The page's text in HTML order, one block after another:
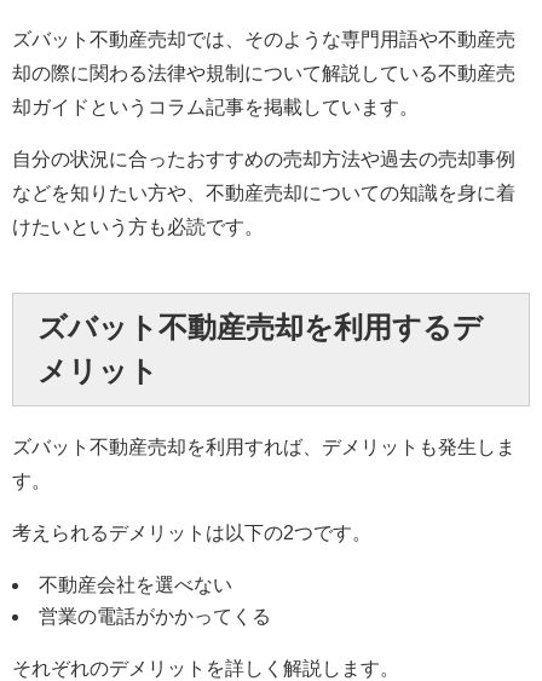
ズバット不動産売却では、そのような専門用語や不動産売
却の際に関わる法律や規制について解説している不動産売
却ガイドというコラム記事を掲載しています。
自分の状況に合ったおすすめの売却方法や過去の売却事例
などを知りたい方や、不動産売却についての知識を身に着
けたいという方も必読です。
ズバット不動産売却を利用するデ
メリット
ズバット不動産売却を利用すれば、デメリットも発生しま
す。
考えられるデメリットは以下の2つです。
不動産会社を選べない
営業の電話がかかってくる
それぞれのデメリットを詳しく解説します。